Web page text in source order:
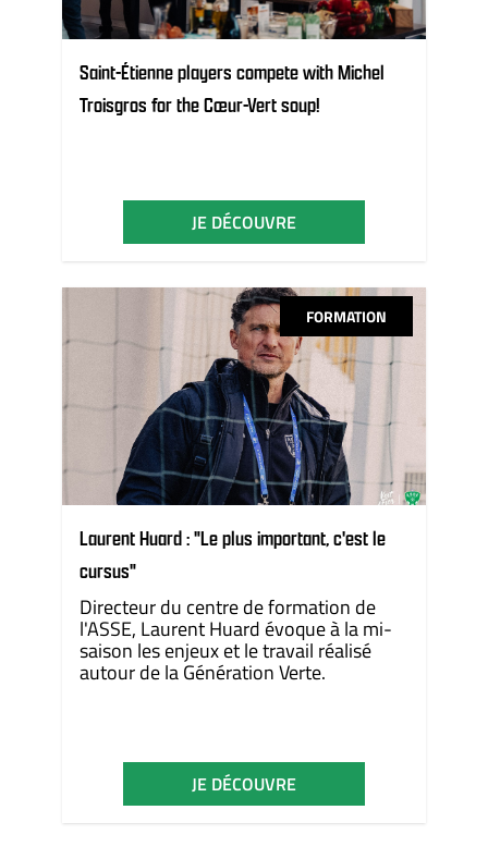
Saint-Étienne players compete with Michel
Troisgros for the Cœur-Vert soup!
JE DÉCOUVRE
FORMATION
Laurent Huard : "Le plus important, c'est le
cursus"
Directeur du centre de formation de
l'ASSE, Laurent Huard évoque à la mi-
saison les enjeux et le travail réalisé
autour de la Génération Verte.
JE DÉCOUVRE